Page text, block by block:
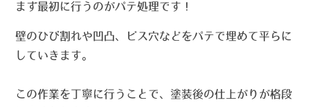
まず最初に行うのがパテ処理です！
壁のひび割れや凹凸、ビス穴などをパテで埋めて平らに
していきます。
この作業を丁寧に行うことで、塗装後の仕上がりが格段